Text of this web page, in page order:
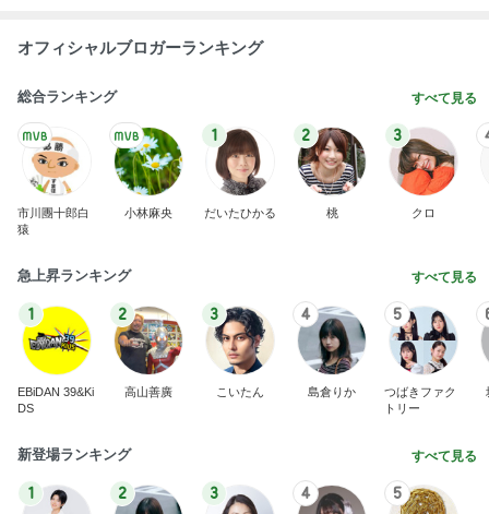
オフィシャルブロガーランキング
総合ランキング すべて見る
市川團十郎白
猿
小林麻央
1
だいたひかる
2
桃
3
クロ
急上昇ランキング すべて見る
1
EBiDAN 39&Ki
DS
2
高山善廣
3
こいたん
4
島倉りか
5
つばきファク
トリー
新登場ランキング すべて見る
1 2 3 4 5